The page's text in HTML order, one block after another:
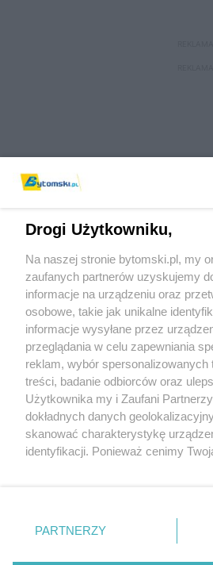
Wydawca mediów lokalnych
Nie zapomnij
zapoznać się z:
polityką prywatności regulamin
Twojemiasto
Piekary Śląskie
Chorzów
Tarnowskie Góry
Gliwice
Drogi Użytkowniku,
Na naszej stronie bytomski.pl, my
zaufanych partnerów uzyskujemy
informacje na urządzeniu oraz
osobowe, takie jak unikalne
informacje wysyłane przez
przeglądania w celu zapewniania
reklam, wybór
treści, badanie odbiorców oraz
Użytkownika my i Zaufani
dokładnych danych
skanować charakterystykę
identyfikacji. Ponieważ cenimy
prywatności znajdujący się w
. Niektóre rodzaje przetwarzania
zgody użytkownika, ale masz
PARTNERZY